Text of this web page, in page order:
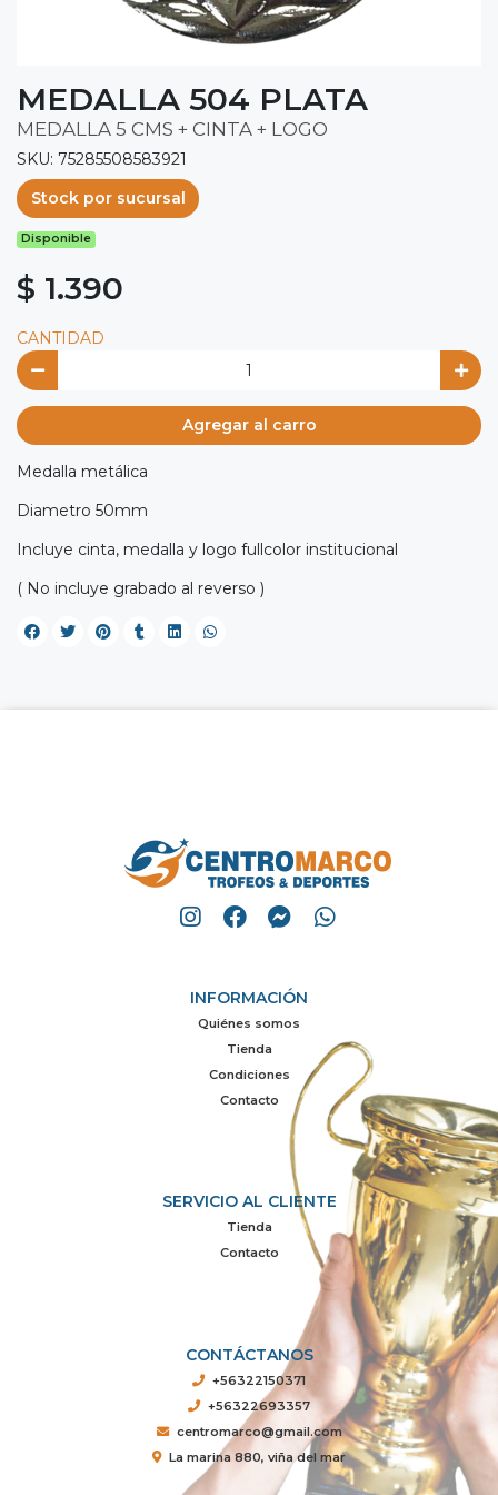
MEDALLA 504 PLATA
MEDALLA 5 CMS + CINTA + LOGO
SKU: 75285508583921
Stock por sucursal
Disponible
$ 1.390
CANTIDAD
Agregar al carro
Medalla metálica
Diametro 50mm
Incluye cinta, medalla y logo fullcolor institucional
( No incluye grabado al reverso )
INFORMACIÓN
Quiénes somos
Tienda
Condiciones
Contacto
SERVICIO AL CLIENTE
Tienda
Contacto
CONTÁCTANOS
+56322150371
+56322693357
centromarco@gmail.com
La marina 880, viña del mar